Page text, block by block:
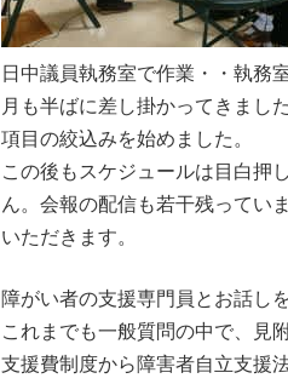
日中議員執務室で作業・・執務
月も半ばに差し掛かってきまし
項目の絞込みを始めました。
この後もスケジュールは目白押
ん。会報の配信も若干残ってい
いただきます。
障がい者の支援専門員とお話し
これまでも一般質問の中で、見
支援費制度から障害者自立支援